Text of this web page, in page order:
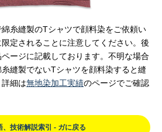
糸縫製のTシャツで顔料染をご依頼い
定されることに注意してください。後
ージに記載しております。不明な場合
縫製でないTシャツを顔料染すると縫
細は無地染加工実績のページでご確認
、技術解説索引 - ガに戻る